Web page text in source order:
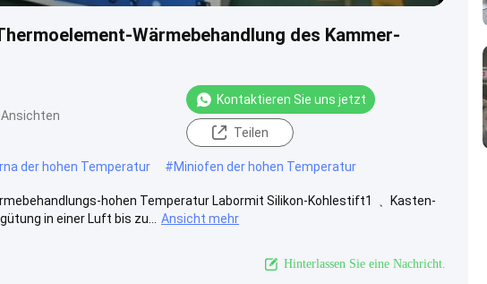
Wärmebehandlung des Kammer-
Kontaktieren Sie uns jetzt
Teilen
der hohen Temperatur #Miniofen der hohen Temperatur
hohen Temperatur Labormit Silikon-Kohlestift1 ﹑ Kasten-
in einer Luft bis zu...
Ansicht mehr
Hinterlassen Sie eine Nachricht.